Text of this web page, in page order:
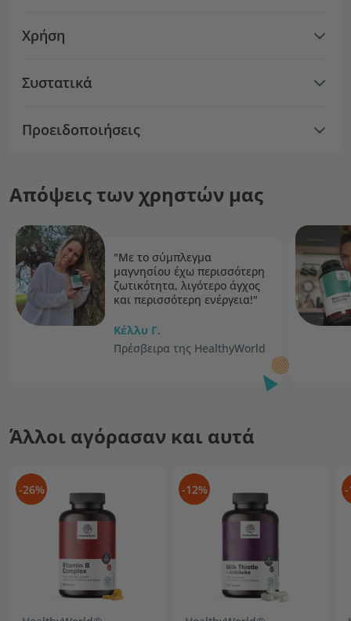
Χρήση
Συστατικά
Προειδοποιήσεις
Απόψεις των χρηστών μας
"Με το σύμπλεγμα
μαγνησίου έχω περισσότερη
ζωτικότητα, λιγότερο άγχος
και περισσότερη ενέργεια!"
Κέλλυ Γ.
Πρέσβειρα της HealthyWorld
Άλλοι αγόρασαν και αυτά
-26% -12% -